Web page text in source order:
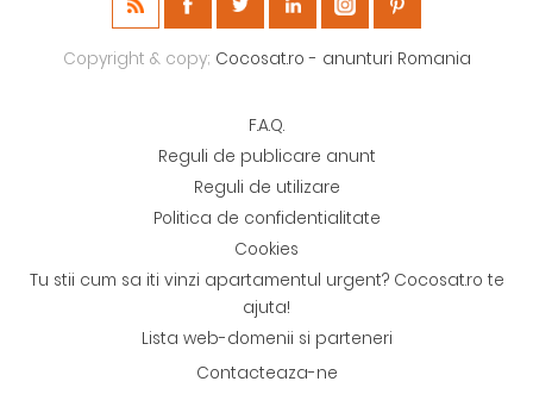
Copyright & copy; Cocosat.ro - anunturi Romania
F.A.Q.
Reguli de publicare anunt
Reguli de utilizare
Politica de confidentialitate
Cookies
Tu stii cum sa iti vinzi apartamentul urgent? Cocosat.ro te
ajuta!
Lista web-domenii si parteneri
Contacteaza-ne